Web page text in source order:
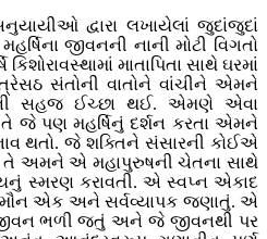
દ્વારા લખાયેલાં જુદાંજુદાં
જીવનની નાની મોટી વિગતો
માતાપિતા સાથે ઘરમાં
સંતોની વાતોને વાંચીને એમને
સહજ ઈચ્છા થઈ. એમણે એવા
જે પણ મહર્ષિનું દર્શન કરતા એમને
થતો. જે શક્તિને સંસારની કોઈએ
તે અમને એ મહાપુરુષની ચેતના સાથે
સ્મરણ કરાવતી. એ સ્વપ્ન એકાદ
મૌન એક અને સર્વવ્યાપક જણાતું. એ
જીવન ભળી જતું અને જે જીવનથી પર